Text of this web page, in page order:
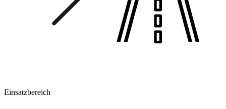
Einsatzbereich